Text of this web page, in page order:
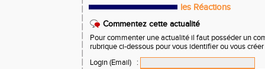
les Réactions
Commentez cette actualité
Pour commenter une actualité il faut posséder un
rubrique ci-dessous pour vous identifier ou vous
Login (Email)
: